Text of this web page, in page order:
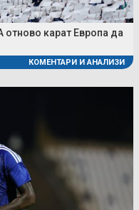
карат Европа да
КОМЕНТАРИ И АНАЛИЗИ